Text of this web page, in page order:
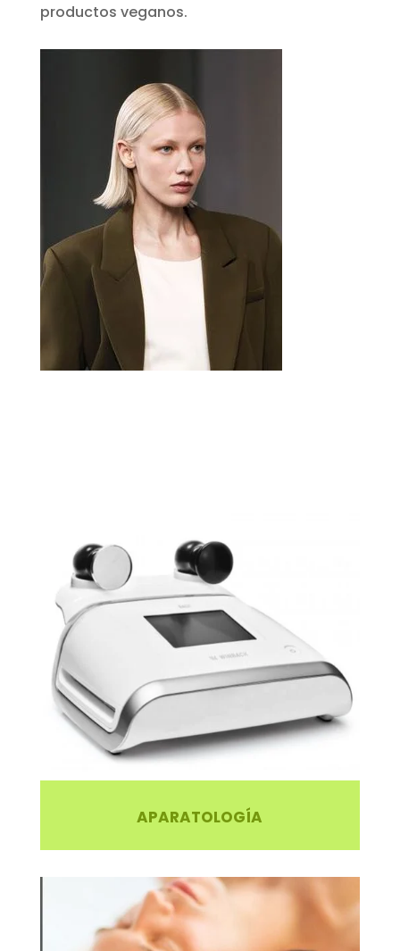
productos veganos.
APARATOLOGÍA